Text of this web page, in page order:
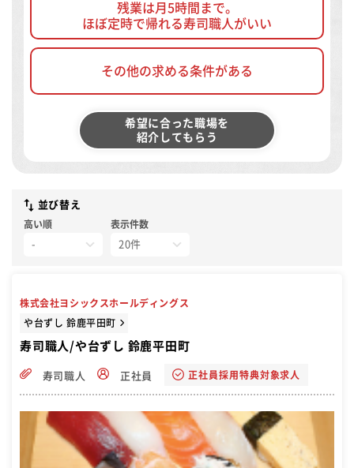
残業は月5時間まで。
ほぼ定時で帰れる寿司職人がいい
その他の求める条件がある
希望に合った職場を
紹介してもらう
並び替え
高い順 表示件数
株式会社ヨシックスホールディングス
や台ずし 鈴鹿平田町
寿司職人/や台ずし 鈴鹿平田町
寿司職人 正社員 正社員採用特典対象求人